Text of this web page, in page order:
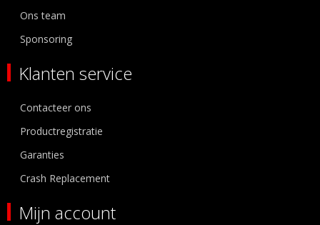
Ons team
Sponsoring
Klanten service
Contacteer ons
Productregistratie
Garanties
Crash Replacement
Mijn account